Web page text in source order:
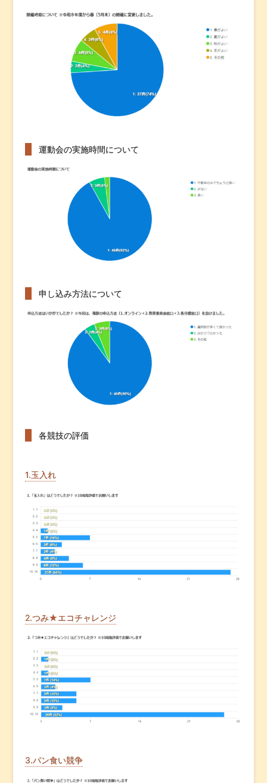
運動会の実施時間について
申し込み方法について
各競技の評価
1.玉入れ
2.つみ★エコチャレンジ
3.パン食い競争